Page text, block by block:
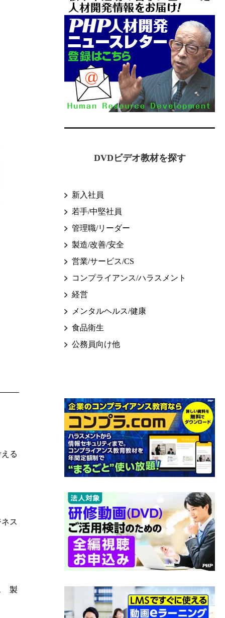
る
ス
製
DVDビデオ教材を探す
新入社員
若手/中堅社員
管理職/リーダー
製造/改善/安全
営業/サービス/CS
コンプライアンス/ハラスメント
経営
メンタルヘルス/健康
食品衛生
公務員向け他